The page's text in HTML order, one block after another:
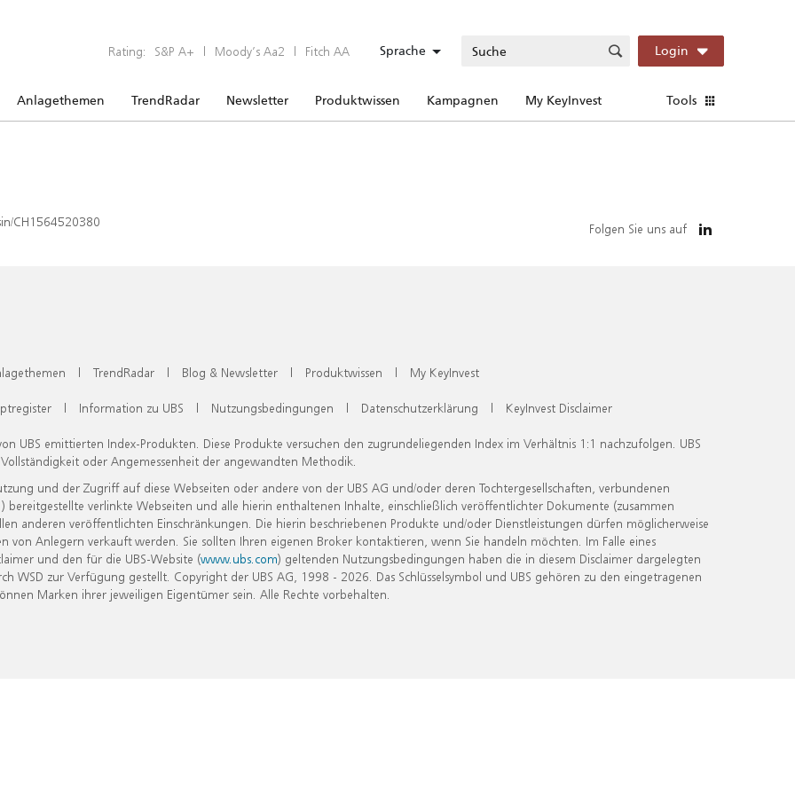
Rating: S&P A+ | Moody’s Aa2 | Fitch AA Sprache Login
Anlagethemen TrendRadar Newsletter Produktwissen Kampagnen My KeyInvest Tools
CH1564520380 Folgen Sie uns auf
| TrendRadar | Blog & Newsletter | Produktwissen | My KeyInvest
| Information zu UBS | Nutzungsbedingungen | Datenschutzerklärung | KeyInvest Disclaimer
UBS emittierten Index-Produkten. Diese Produkte versuchen den zugrundeliegenden Index im Verhältnis 1:1 nachzufolgen. UBS
oder Angemessenheit der angewandten Methodik.
und der Zugriff auf diese Webseiten oder andere von der UBS AG und/oder deren Tochtergesellschaften, verbundenen
verlinkte Webseiten und alle hierin enthaltenen Inhalte, einschließlich veröffentlichter Dokumente (zusammen
anderen veröffentlichten Einschränkungen. Die hierin beschriebenen Produkte und/oder Dienstleistungen dürfen möglicherweise
Anlegern verkauft werden. Sie sollten Ihren eigenen Broker kontaktieren, wenn Sie handeln möchten. Im Falle eines
und den für die UBS-Website (www.ubs.com) geltenden Nutzungsbedingungen haben die in diesem Disclaimer dargelegten
zur Verfügung gestellt. Copyright der UBS AG, 1998 - 2026. Das Schlüsselsymbol und UBS gehören zu den eingetragenen
Marken ihrer jeweiligen Eigentümer sein. Alle Rechte vorbehalten.